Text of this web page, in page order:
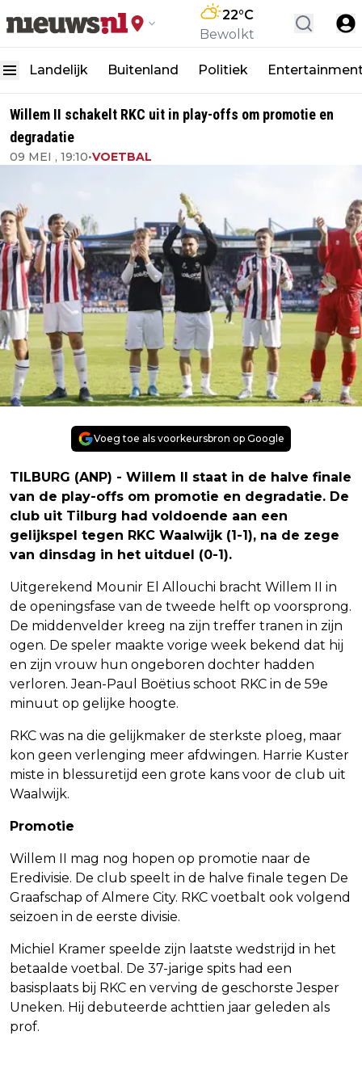
22°C
Bewolkt
Landelijk Buitenland Politiek
Willem II schakelt RKC uit in play-offs om promotie en
degradatie
09 MEI , 19:10•VOETBAL
Voeg toe als voorkeursbron op Google
TILBURG (ANP) - Willem II staat in de halve finale
van de play-offs om promotie en degradatie. De
club uit Tilburg had voldoende aan een
gelijkspel tegen RKC Waalwijk (1-1), na de zege
van dinsdag in het uitduel (0-1).
Uitgerekend Mounir El Allouchi bracht Willem II in
de openingsfase van de tweede helft op voorsprong.
De middenvelder kreeg na zijn treffer tranen in zijn
ogen. De speler maakte vorige week bekend dat hij
en zijn vrouw hun ongeboren dochter hadden
verloren. Jean-Paul Boëtius schoot RKC in de 59e
minuut op gelijke hoogte.
RKC was na die gelijkmaker de sterkste ploeg, maar
kon geen verlenging meer afdwingen. Harrie Kuster
miste in blessuretijd een grote kans voor de club uit
Waalwijk.
Promotie
Willem II mag nog hopen op promotie naar de
Eredivisie. De club speelt in de halve finale tegen De
Graafschap of Almere City. RKC voetbalt ook volgend
seizoen in de eerste divisie.
Michiel Kramer speelde zijn laatste wedstrijd in het
betaalde voetbal. De 37-jarige spits had een
basisplaats bij RKC en verving de geschorste Jesper
Uneken. Hij debuteerde achttien jaar geleden als
prof.